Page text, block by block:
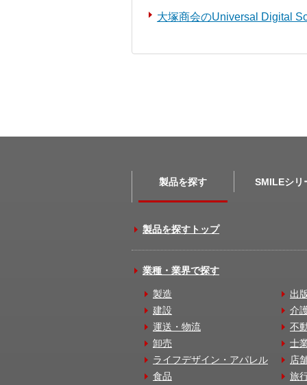
大塚商会のUniversal Digital
製品を探す SMILEシリ
製品を探すトップ
業種・業界で探す
製造
建設
運送・物流
卸売
ライフデザイン・アパレル
食品
出
介
不
士
店
旅